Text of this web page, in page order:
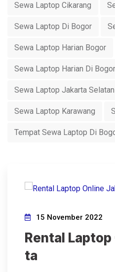
Sewa Laptop Cikarang
Sewa Laptop Di Bogor
Sewa Laptop Harian Bogor
Sewa Laptop Harian Di Bogor
Sewa Laptop Jakarta Selatan
Sewa Laptop Karawang
Tempat Sewa Laptop Di
15 November 2022
Rental
ta